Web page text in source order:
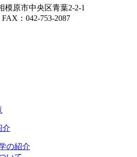
原市中央区青葉2-2-1
：042-753-2087
介
の紹介